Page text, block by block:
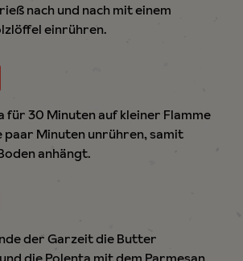
nach und nach mit einem
einrühren.
für 30 Minuten auf kleiner Flamme
paar Minuten unrühren, samit
anhängt.
der Garzeit die Butter